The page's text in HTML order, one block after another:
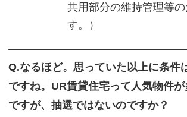
共用部分の維持管理等
す。）
Q.なるほど。思っていた以上に条件
ですね。UR賃貸住宅って人気物件
ですが、抽選ではないのですか？